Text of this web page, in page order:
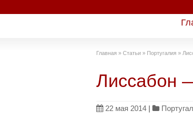
Главная » Статьи » Португалия »
Лиссабон
22 мая 2014 |